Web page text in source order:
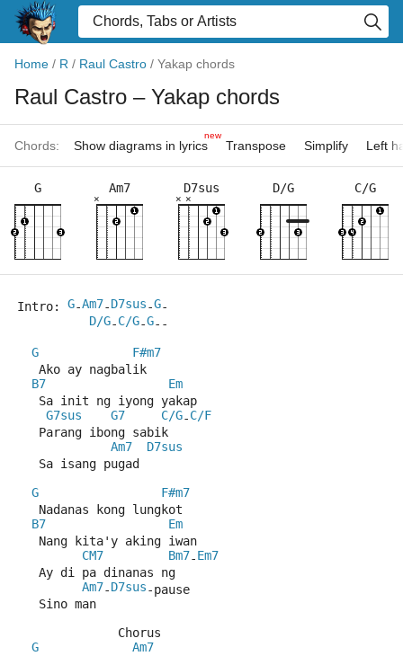
Home / R / Raul Castro / Yakap chords
Raul Castro – Yakap chords
Chords: Show diagrams in lyrics
new
Transpose Simplify Left
G Am7
×
D7sus
×
×
D/G C/G
Intro: G-Am7-D7sus-G-
D/G-C/G-G--
G
F#m7
   Ako ay nagbalik
B7
Em
   Sa init ng iyong yakap
G7sus
G7 C/G-C/F
   Parang ibong sabik
Am7
D7sus
   Sa isang pugad
G
F#m7
   Nadanas kong lungkot
B7
Em
   Nang kita'y aking iwan
CM7
Bm7-Em7
   Ay di pa dinanas ng
Am7-D7sus-pause
   Sino man
              Chorus
G
Am7